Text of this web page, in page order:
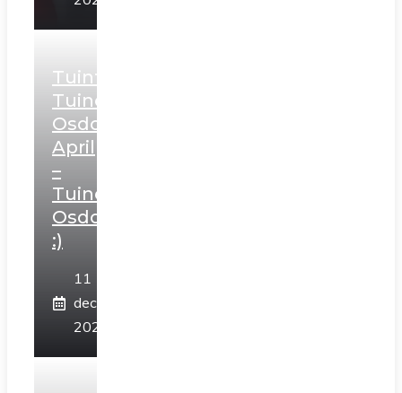
Tuintips
Tuincentrum
Osdorp
April
–
Tuincentrum
Osdorp
:)
11
december
2025